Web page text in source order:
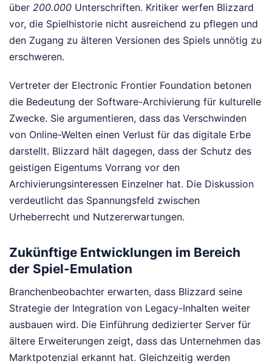
über 200.000 Unterschriften. Kritiker werfen Blizzard
vor, die Spielhistorie nicht ausreichend zu pflegen und
den Zugang zu älteren Versionen des Spiels unnötig zu
erschweren.
Vertreter der Electronic Frontier Foundation betonen
die Bedeutung der Software-Archivierung für kulturelle
Zwecke. Sie argumentieren, dass das Verschwinden
von Online-Welten einen Verlust für das digitale Erbe
darstellt. Blizzard hält dagegen, dass der Schutz des
geistigen Eigentums Vorrang vor den
Archivierungsinteressen Einzelner hat. Die Diskussion
verdeutlicht das Spannungsfeld zwischen
Urheberrecht und Nutzererwartungen.
Zukünftige Entwicklungen im Bereich
der Spiel-Emulation
Branchenbeobachter erwarten, dass Blizzard seine
Strategie der Integration von Legacy-Inhalten weiter
ausbauen wird. Die Einführung dedizierter Server für
ältere Erweiterungen zeigt, dass das Unternehmen das
Marktpotenzial erkannt hat. Gleichzeitig werden